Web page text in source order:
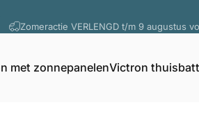
met zonnepanelenVictron